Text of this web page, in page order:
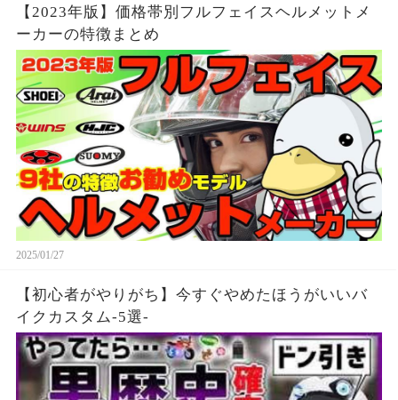
【2023年版】価格帯別フルフェイスヘルメットメ
ーカーの特徴まとめ
2025/01/27
【初心者がやりがち】今すぐやめたほうがいいバ
イクカスタム-5選-